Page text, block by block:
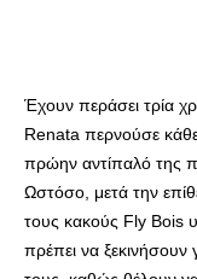
Έχουν περάσει τρία
Renata περνούσε
πρώην αντίπαλό της
Ωστόσο, μετά την
τους κακούς Fly Bois
πρέπει να ξεκινήσουν